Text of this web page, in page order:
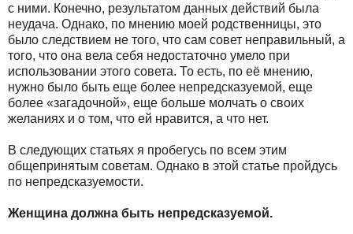
с ними. Конечно, результатом данных действий была
неудача. Однако, по мнению моей родственницы, это
было следствием не того, что сам совет неправильный, а
того, что она вела себя недостаточно умело при
использовании этого совета. То есть, по её мнению,
нужно было быть еще более непредсказуемой, еще
более «загадочной», еще больше молчать о своих
желаниях и о том, что ей нравится, а что нет.
В следующих статьях я пробегусь по всем этим
общепринятым советам. Однако в этой статье пройдусь
по непредсказуемости.
Женщина должна быть непредсказуемой.